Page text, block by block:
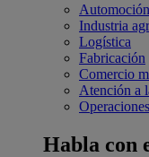
Automoción
Industria
Logística
Fabricación
Comercio
Atención a
Habla con